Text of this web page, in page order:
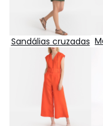
Sandálias cruzadas